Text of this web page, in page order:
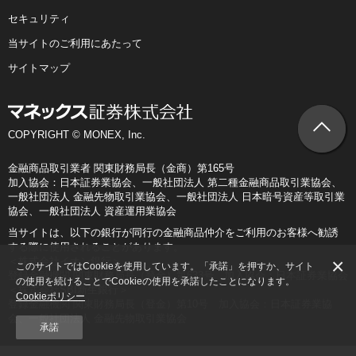
セキュリティ
当サイトのご利用にあたって
サイトマップ
COPYRIGHT © MONEX, Inc.
金融商品取引業者 関東財務局長（金商）第165号
加入協会：日本証券業協会、一般社団法人 第二種金融商品取引業協会、
一般社団法人 金融先物取引業協会、一般社団法人 日本暗号資産等取引業
協会、一般社団法人 資産運用業協会
当サイトは、以下の銀行が同行の金融商品仲介をご利用のお客様へ勧誘
する際に使用されることがあります。
＜株式会社イオン銀行＞
登録金融機関 関東財務局長（登金）第633号 加入協会：日本証券業協会
＜株式会社SBI新生銀行＞
登録金融機関 関東財務局長（登金）第10号 加入協会：日本証券業協
会、一般社団法人 金融先物取引業協会
このサイトではCookieを使用しています。「承諾」を押すか、サイト
の使用を続けることでCookieの使用を承諾したことになります。
Cookieポリシー
承諾
×